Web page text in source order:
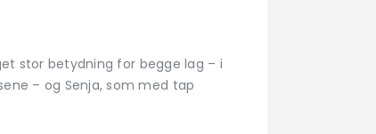
stor betydning for begge lag – i
– og Senja, som med tap